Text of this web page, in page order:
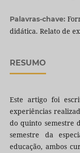
Palavras-chave:
didática. Relato de
RESUMO
Este artigo foi
experiências
do quinto semestre
semestre da
educação, ambos